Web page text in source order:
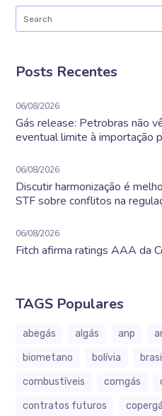
Posts Recentes
06/08/2026
Gás release: Petrobras não
eventual limite à importação
06/08/2026
Discutir harmonização é
STF sobre conflitos na
06/08/2026
Fitch afirma ratings AAA da
TAGS Populares
abegás algás anp
biometano
bolívia brasil
combustíveis
comgás
contratos futuros